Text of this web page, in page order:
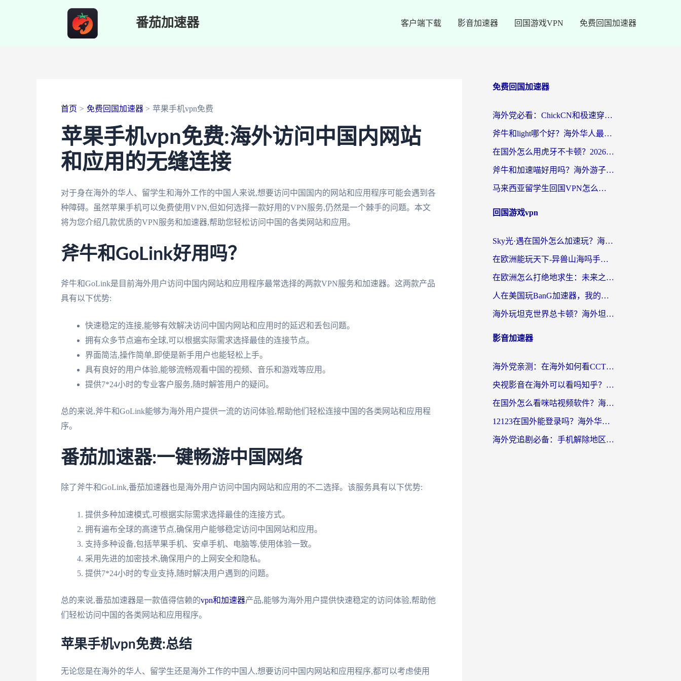
番茄加速器 客户端下载 影音加速器 回国游戏VPN 免费回国加速器
首页 免费回国加速器 苹果手机vpn免费
苹果手机vpn免费:海外访问中国内网站
和应用的无缝连接
对于身在海外的华人、留学生和海外工作的中国人来说,想要访问中国国内的网站和应用程序可能会遇到各
种障碍。虽然苹果手机可以免费使用VPN,但如何选择一款好用的VPN服务,仍然是一个棘手的问题。本文
将为您介绍几款优质的VPN服务和加速器,帮助您轻松访问中国的各类网站和应用。
斧牛和GoLink好用吗？
斧牛和GoLink是目前海外用户访问中国内网站和应用程序最常选择的两款VPN服务和加速器。这两款产品
具有以下优势:
快速稳定的连接,能够有效解决访问中国内网站和应用时的延迟和丢包问题。
拥有众多节点遍布全球,可以根据实际需求选择最佳的连接节点。
界面简洁,操作简单,即使是新手用户也能轻松上手。
具有良好的用户体验,能够流畅观看中国的视频、音乐和游戏等应用。
提供7*24小时的专业客户服务,随时解答用户的疑问。
总的来说,斧牛和GoLink能够为海外用户提供一流的访问体验,帮助他们轻松连接中国的各类网站和应用程
序。
番茄加速器:一键畅游中国网络
除了斧牛和GoLink,番茄加速器也是海外用户访问中国内网站和应用的不二选择。该服务具有以下优势:
提供多种加速模式,可根据实际需求选择最佳的连接方式。
拥有遍布全球的高速节点,确保用户能够稳定访问中国网站和应用。
支持多种设备,包括苹果手机、安卓手机、电脑等,使用体验一致。
采用先进的加密技术,确保用户的上网安全和隐私。
提供7*24小时的专业支持,随时解决用户遇到的问题。
总的来说,番茄加速器是一款值得信赖的vpn和加速器产品,能够为海外用户提供快速稳定的访问体验,帮助他
们轻松访问中国的各类网站和应用程序。
苹果手机vpn免费:总结
无论您是在海外的华人、留学生还是海外工作的中国人,想要访问中国内网站和应用程序,都可以考虑使用
免费回国加速器
海外党必看：ChickCN和极速穿梭VPN好用吗？3招教你选对回国加速器无缝刷国内资源
斧牛和light哪个好？海外华人最关心的回国加速器选择难题，一篇讲透
在国外怎么用虎牙不卡顿？2026海外华人亲测有效的回国加速器选择指南
斧牛和加速喵好用吗？海外游子的真实选择困境
马来西亚留学生回国VPN怎么选？3个避坑点+1款实测好用的加速器推荐
回国游戏vpn
Sky光·遇在国外怎么加速玩？海外党亲测有效的国服游戏加速指南
在欧洲能玩天下-异兽山海吗手游？海外玩家的加速器生存指南
在欧洲怎么打绝地求生：未来之役不卡？留学生亲测的加速器避坑指南
人在美国玩BanG加速器，我的延迟终于绿了
海外玩坦克世界总卡顿？海外坦克世界加速器有哪些？实测好用的选择在这里
影音加速器
海外党亲测：在海外如何看CCTV？告别“仅限大陆播放”的实用指南
央视影音在海外可以看吗知乎？留学生亲测：3步解决地域限制+追剧自由
在国外怎么看咪咕视频软件？海外党亲测有效的回国加速方案
12123在国外能登录吗？海外华人必看的回国加速实用指南
海外党追剧必备：手机解除地区限制app怎么选？解决央视视频&国内剧地区限制全指南